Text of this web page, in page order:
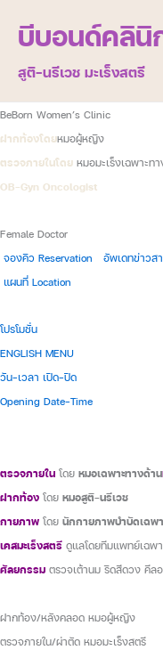
บีบอนด์คลินิ
สูติ-นรีเวช มะเร็งสตรี
BeBorn Women’s Clinic
ฝากท้องโดยหมอผู้หญิง
ตรวจภายในโดย หมอมะเร็งเฉพาะท
OB-Gyn Oncologist
Female Doctor
จองคิว Reservation
อัพเดทข่าวส
แผนที่ Location
โปรโมชั่น
ENGLISH MENU
วัน-เวลา เปิด-ปิด
Opening Date-Time
ตรวจภายใน โดย หมอเฉพาะทางด้าน
ฝากท้อง โดย หมอสูติ-นรีเวช
กายภาพ โดย นักกายภาพบำบัดเฉพ
เคสมะเร็งสตรี ดูแลโดยทีมแพทย์เฉพ
ศัลยกรรม ตรวจเต้านม ริดสีดวง คีล
ฝากท้อง/หลังคลอด หมอผู้หญิง
ตรวจภายใน/ผ่าตัด หมอมะเร็งสตรี